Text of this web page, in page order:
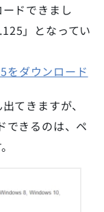
ドできまし
」となってい
ダウンロード
てきますが、
できるのは、ペ